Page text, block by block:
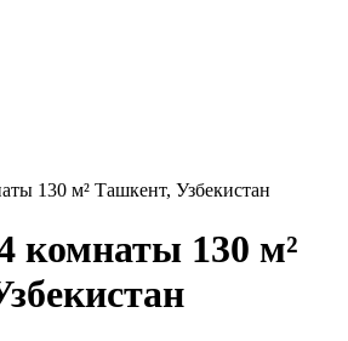
130 м² Ташкент, Узбекистан
комнаты 130 м²